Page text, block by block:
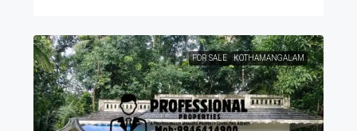
FOR SALE KOTHAMANGALAM